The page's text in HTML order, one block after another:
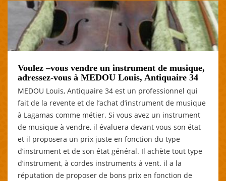
Voulez –vous vendre un instrument de musique,
adressez-vous à MEDOU Louis, Antiquaire 34
MEDOU Louis, Antiquaire 34 est un professionnel qui
fait de la revente et de l’achat d’instrument de musique
à Lagamas comme métier. Si vous avez un instrument
de musique à vendre, il évaluera devant vous son état
et il proposera un prix juste en fonction du type
d’instrument et de son état général. Il achète tout type
d’instrument, à cordes instruments à vent. il a la
réputation de proposer de bons prix en fonction de